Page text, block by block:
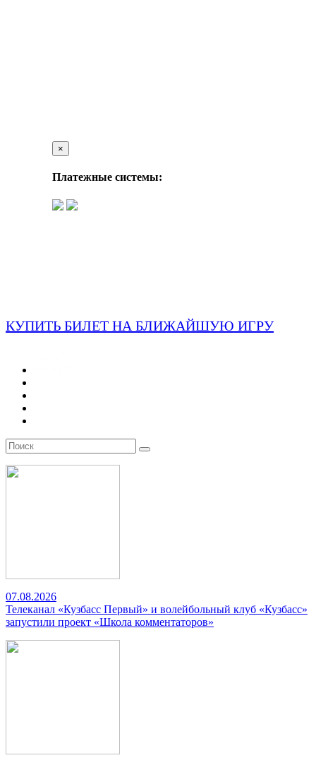
×
Платежные системы:
КУПИТЬ БИЛЕТ НА БЛИЖАЙШУЮ ИГРУ
07.08.2026
Телеканал «Кузбасс Первый» и волейбольный клуб «Кузбасс»
запустили проект «Школа комментаторов»